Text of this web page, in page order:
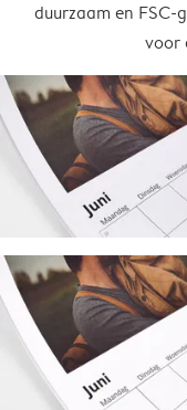
duurzaam en
voor